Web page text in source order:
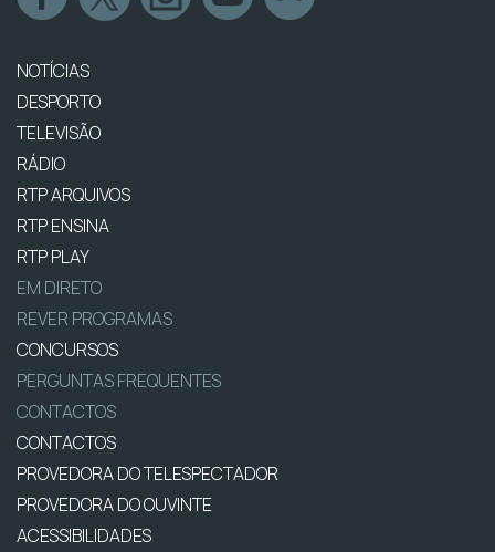
NOTÍCIAS
DESPORTO
TELEVISÃO
RÁDIO
RTP ARQUIVOS
RTP ENSINA
RTP PLAY
EM DIRETO
REVER PROGRAMAS
CONCURSOS
PERGUNTAS FREQUENTES
CONTACTOS
CONTACTOS
PROVEDORA DO TELESPECTADOR
PROVEDORA DO OUVINTE
ACESSIBILIDADES